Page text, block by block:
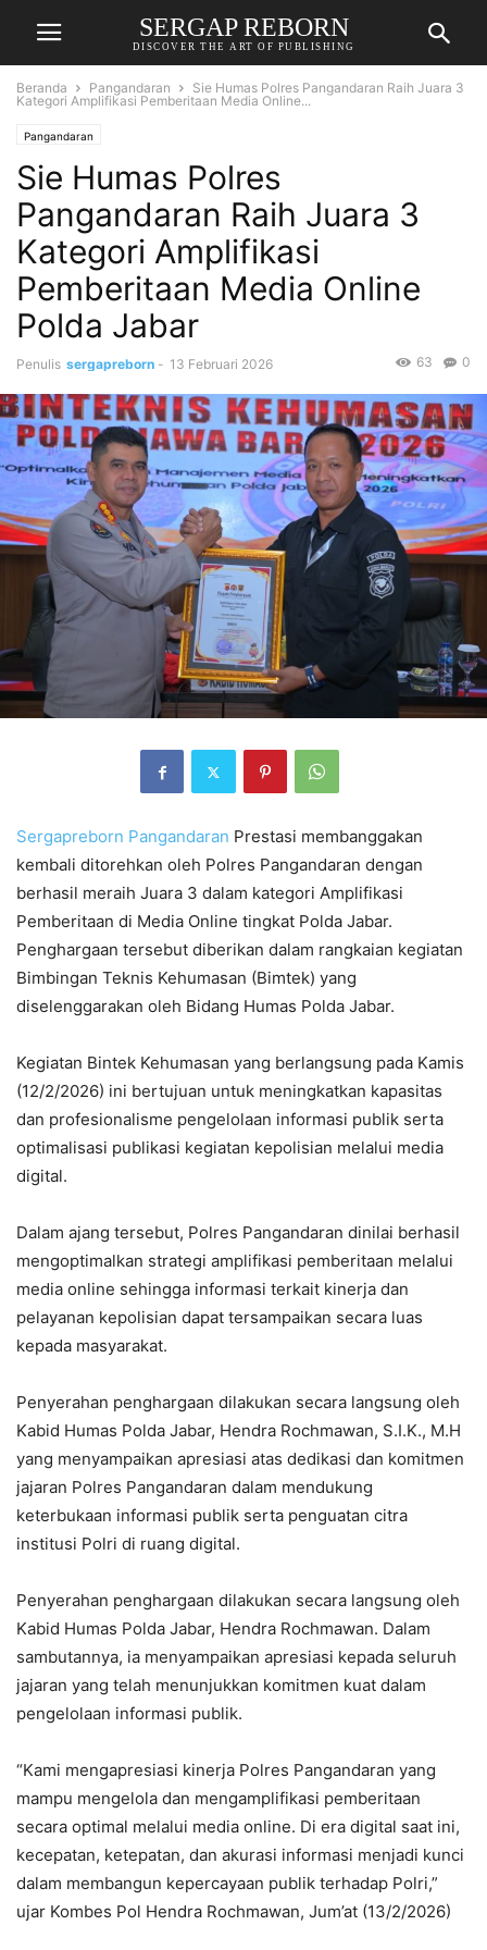
SERGAP REBORN
DISCOVER THE ART OF PUBLISHING
Beranda Pangandaran
Sie Humas Polres Pangandaran Raih Juara 3
Kategori Amplifikasi Pemberitaan Media Online...
Pangandaran
Sie Humas Polres
Pangandaran Raih Juara 3
Kategori Amplifikasi
Pemberitaan Media Online
Polda Jabar
Penulis sergapreborn - 13 Februari 2026 0
63
Sergapreborn Pangandaran Prestasi membanggakan
kembali ditorehkan oleh Polres Pangandaran dengan
berhasil meraih Juara 3 dalam kategori Amplifikasi
Pemberitaan di Media Online tingkat Polda Jabar.
Penghargaan tersebut diberikan dalam rangkaian kegiatan
Bimbingan Teknis Kehumasan (Bimtek) yang
diselenggarakan oleh Bidang Humas Polda Jabar.
Kegiatan Bintek Kehumasan yang berlangsung pada Kamis
(12/2/2026) ini bertujuan untuk meningkatkan kapasitas
dan profesionalisme pengelolaan informasi publik serta
optimalisasi publikasi kegiatan kepolisian melalui media
digital.
Dalam ajang tersebut, Polres Pangandaran dinilai berhasil
mengoptimalkan strategi amplifikasi pemberitaan melalui
media online sehingga informasi terkait kinerja dan
pelayanan kepolisian dapat tersampaikan secara luas
kepada masyarakat.
Penyerahan penghargaan dilakukan secara langsung oleh
Kabid Humas Polda Jabar, Hendra Rochmawan, S.I.K., M.H
yang menyampaikan apresiasi atas dedikasi dan komitmen
jajaran Polres Pangandaran dalam mendukung
keterbukaan informasi publik serta penguatan citra
institusi Polri di ruang digital.
Penyerahan penghargaan dilakukan secara langsung oleh
Kabid Humas Polda Jabar, Hendra Rochmawan. Dalam
sambutannya, ia menyampaikan apresiasi kepada seluruh
jajaran yang telah menunjukkan komitmen kuat dalam
pengelolaan informasi publik.
“Kami mengapresiasi kinerja Polres Pangandaran yang
mampu mengelola dan mengamplifikasi pemberitaan
secara optimal melalui media online. Di era digital saat ini,
kecepatan, ketepatan, dan akurasi informasi menjadi kunci
dalam membangun kepercayaan publik terhadap Polri,”
ujar Kombes Pol Hendra Rochmawan, Jum’at (13/2/2026)